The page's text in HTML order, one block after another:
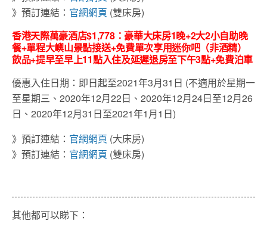
》預訂連結： 官網網頁 (雙床房)
香港天際萬豪酒店$1,778：豪華大床房1晚+2大2小自助晚
餐+單程大嶼山景點接送+免費單次享用迷你吧（非酒精）
飲品+提早至早上11點入住及延遲退房至下午3點+免費泊車
優惠入住日期：即日起至2021年3月31日 (不適用於星期一
至星期三、2020年12月22日、2020年12月24日至12月26
日、2020年12月31日至2021年1月1日)
》預訂連結： 官網網頁 (大床房)
》預訂連結： 官網網頁 (雙床房)
其他都可以睇下：